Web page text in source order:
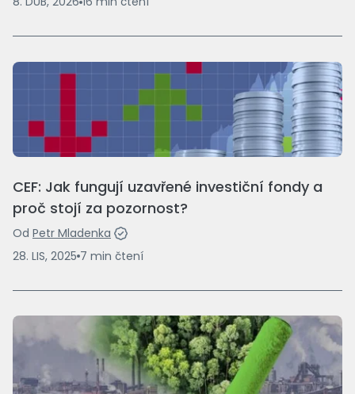
CEF: Jak fungují uzavřené investiční fondy a
proč stojí za pozornost?
Od Petr Mladenka
28. LIS, 2025 7 min čtení